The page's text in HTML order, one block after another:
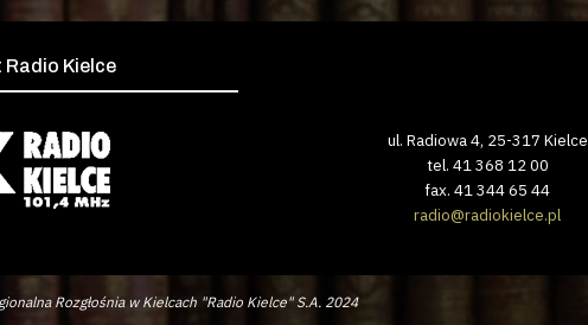
Kielce
ul. Radiowa 4, 25-317 Kielce
tel. 41 368 12 00
fax. 41 344 65 44
radio@radiokielce.pl
Rozgłośnia w Kielcach "Radio Kielce" S.A. 2024